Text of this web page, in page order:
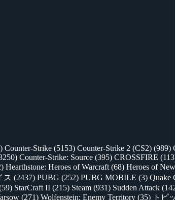
Counter-Strike (5153) Counter-Strike 2 (CS2) (989)
Counter-Strike: Source (395) CROSSFIRE
Hearthstone: Heroes of Warcraft (68) Heroes of
ス (2437) PUBG (252) PUBG MOBILE (3) Quake
StarCraft II (215) Steam (931) Sudden Attack
(271) Wolfenstein: Enemy Territory (35) トピ